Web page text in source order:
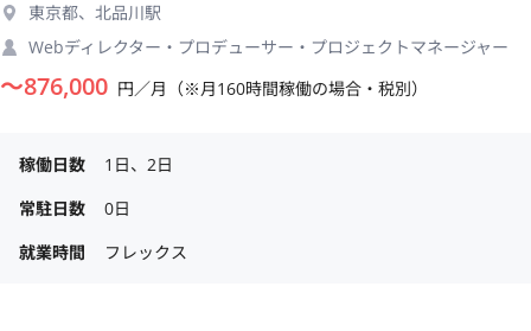
東京都、北品川駅
Webディレクター・プロデューサー・プロジェクトマネージャー
〜876,000 円／月（※月160時間稼働の場合・税別）
稼働日数
1日、2日
常駐日数
0日
就業時間
フレックス